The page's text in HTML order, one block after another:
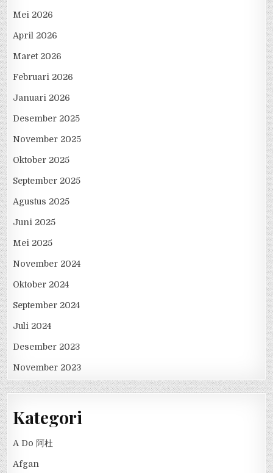
Mei 2026
April 2026
Maret 2026
Februari 2026
Januari 2026
Desember 2025
November 2025
Oktober 2025
September 2025
Agustus 2025
Juni 2025
Mei 2025
November 2024
Oktober 2024
September 2024
Juli 2024
Desember 2023
November 2023
Kategori
A Do 阿杜
Afgan